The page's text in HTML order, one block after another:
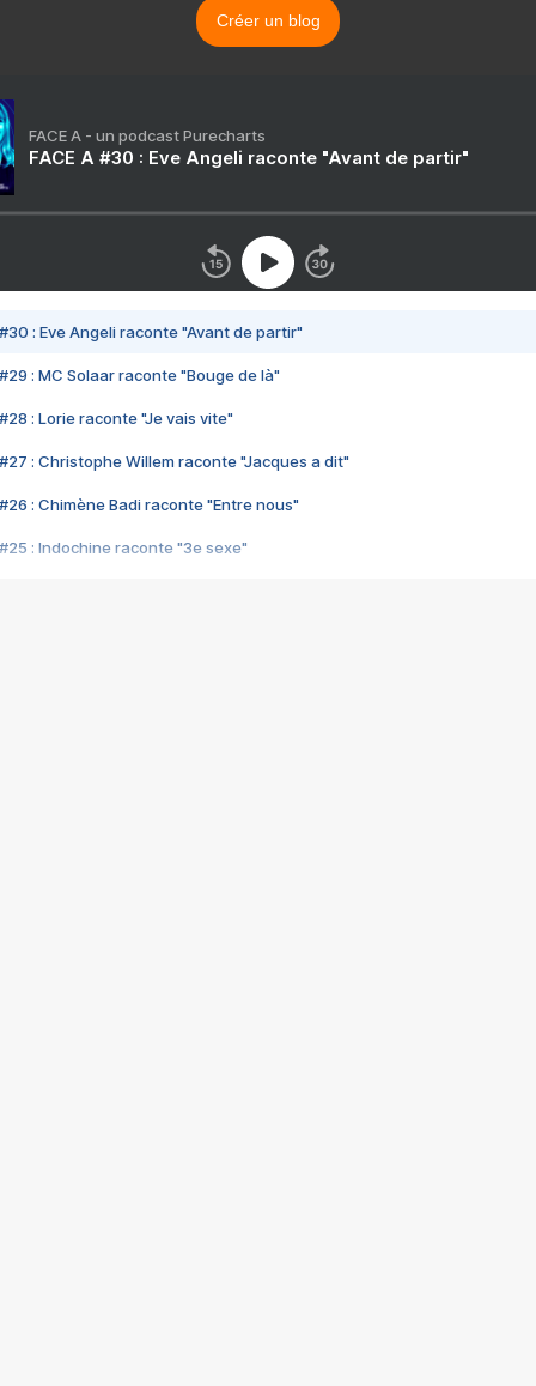
Créer un blog
FACE A - un podcast Purecharts
FACE A #30 : Eve Angeli raconte "Avant de partir"
#30 : Eve Angeli raconte "Avant de partir"
#29 : MC Solaar raconte "Bouge de là"
#28 : Lorie raconte "Je vais vite"
#27 : Christophe Willem raconte "Jacques a dit"
#26 : Chimène Badi raconte "Entre nous"
#25 : Indochine raconte "3e sexe"